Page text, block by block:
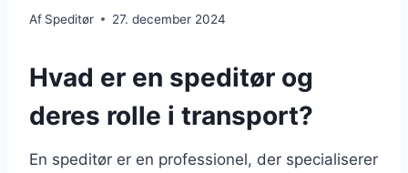
Af Speditør 27. december 2024
Hvad er en speditør og
deres rolle i transport?
En speditør er en professionel, der specialiserer